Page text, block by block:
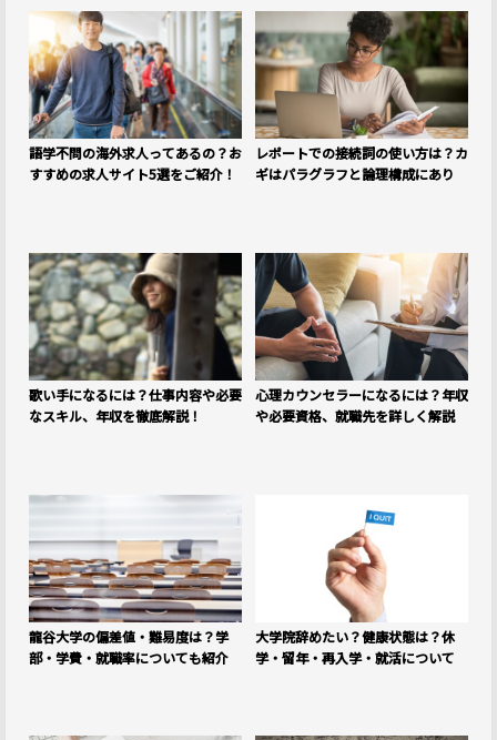
語学不問の海外求人ってあるの？お
すすめの求人サイト5選をご紹介！
レポートでの接続詞の使い方は？カ
ギはパラグラフと論理構成にあり
歌い手になるには？仕事内容や必要
なスキル、年収を徹底解説！
心理カウンセラーになるには？年収
や必要資格、就職先を詳しく解説
龍谷大学の偏差値・難易度は？学
部・学費・就職率についても紹介
大学院辞めたい？健康状態は？休
学・留年・再入学・就活について